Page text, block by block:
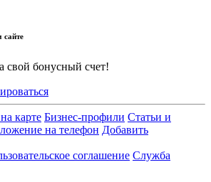
сайте
свой бонусный счет!
карте Бизнес-профили Статьи и
на телефон Добавить
соглашение Служба